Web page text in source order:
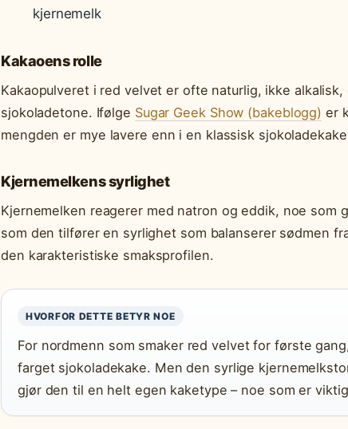
kjernemelk
Kakaoens rolle
Kakaopulveret i red velvet er ofte naturlig, ikke
sjokoladetone. Ifølge Sugar Geek Show (bakeblogg) er
mengden er mye lavere enn i en klassisk
Kjernemelkens syrlighet
Kjernemelken reagerer med natron og eddik, noe som
som den tilfører en syrlighet som balanserer sødmen
den karakteristiske smaksprofilen.
HVORFOR DETTE BETYR NOE
For nordmenn som smaker red velvet for første
farget sjokoladekake. Men den syrlige
gjør den til en helt egen kaketype – noe som er